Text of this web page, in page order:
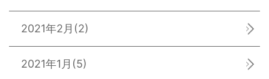
2021年2月 (2)
2021年1月 (5)